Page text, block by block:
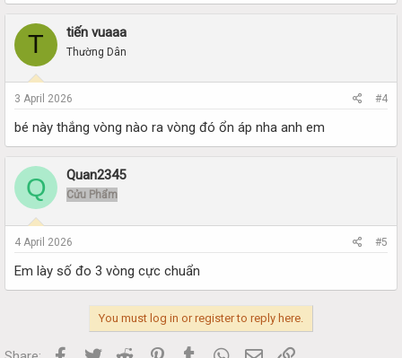
T tiến vuaaa
Thường Dân
3 April 2026 #4
bé này thắng vòng nào ra vòng đó ổn áp nha anh em
Q Quan2345
Cửu Phẩm
4 April 2026 #5
Em lày số đo 3 vòng cực chuẩn
You must log in or register to reply here.
Facebook
Twitter Reddit PinterestTumblr WhatsApp
Email